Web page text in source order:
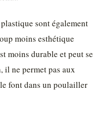
sont également
moins esthétique
moins durable et peut se
il ne permet pas aux
font dans un poulailler